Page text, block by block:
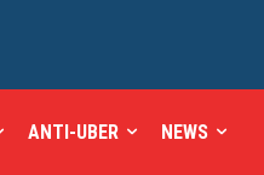
ANTI-UBER NEWS